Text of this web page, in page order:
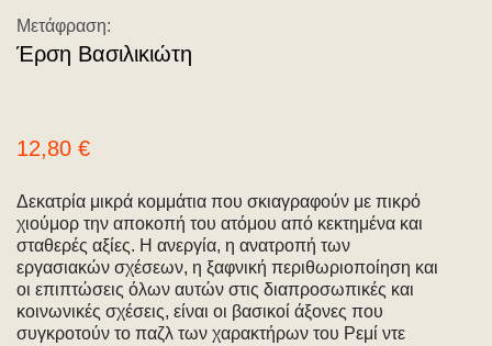
Μετάφραση:
Έρση Βασιλικιώτη
12,80 €
Δεκατρία μικρά κομμάτια που σκιαγραφούν με πικρό
χιούμορ την αποκοπή του ατόμου από κεκτημένα και
σταθερές αξίες. Η ανεργία, η ανατροπή των
εργασιακών σχέσεων, η ξαφνική περιθωριοποίηση και
οι επιπτώσεις όλων αυτών στις διαπροσωπικές και
κοινωνικές σχέσεις, είναι οι βασικοί άξονες που
συγκροτούν το παζλ των χαρακτήρων του Ρεμί ντε